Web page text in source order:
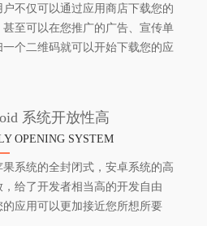
户不仅可以通过应用商店下载您的
甚至可以在您推广的广告、宣传单
一个二维码就可以开始下载您的应
系统开放性高
OPENING SYSTEM
果系统的全封闭式，安卓系统的高
，给了开发者相当高的开发自由
的应用可以更加接近您所想所要